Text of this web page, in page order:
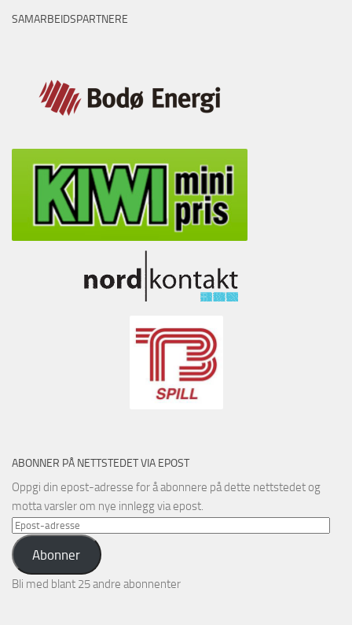
SAMARBEIDSPARTNERE
ABONNER PÅ NETTSTEDET VIA EPOST
Oppgi din epost-adresse for å abonnere på dette nettstedet og
motta varsler om nye innlegg via epost.
Epost-
adresse
Abonner
Bli med blant 25 andre abonnenter